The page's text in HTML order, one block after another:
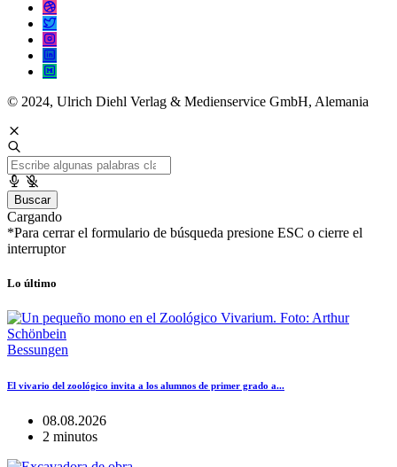
© 2024, Ulrich Diehl Verlag & Medienservice GmbH, Alemania
Buscar
Cargando
*Para cerrar el formulario de búsqueda presione ESC o cierre el
interruptor
Lo último
Bessungen
El vivario del zoológico invita a los alumnos de primer grado a...
08.08.2026
2 minutos